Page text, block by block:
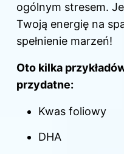
ogólnym stresem.
Twoją energię na
spełnienie marzeń!
Oto kilka
przydatne:
Kwas foliowy
DHA